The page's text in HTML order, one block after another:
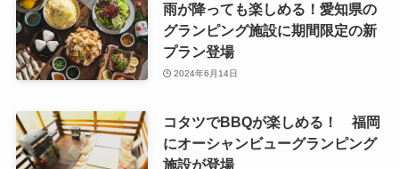
雨が降っても楽しめる！愛知県の
グランピング施設に期間限定の新
プラン登場
2024年6月14日
コタツでBBQが楽しめる！ 福岡
にオーシャンビューグランピング
施設が登場